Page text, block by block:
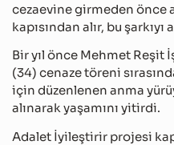
cezaevine girmeden önce
kapısından alır, bu
Bir yıl önce Mehmet Reşit
(34) cenaze töreni
için düzenlenen anma
alınarak yaşamını yitirdi.
Adalet İyileştirir projesi